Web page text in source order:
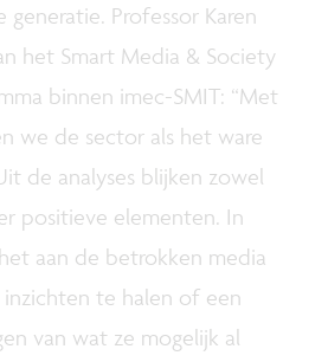
generatie. Professor Karen
het Smart Media & Society
binnen imec-SMIT: “Met
we de sector als het ware
de analyses blijken zowel
positieve elementen. In
aan de betrokken media
te halen of een
van wat ze mogelijk al